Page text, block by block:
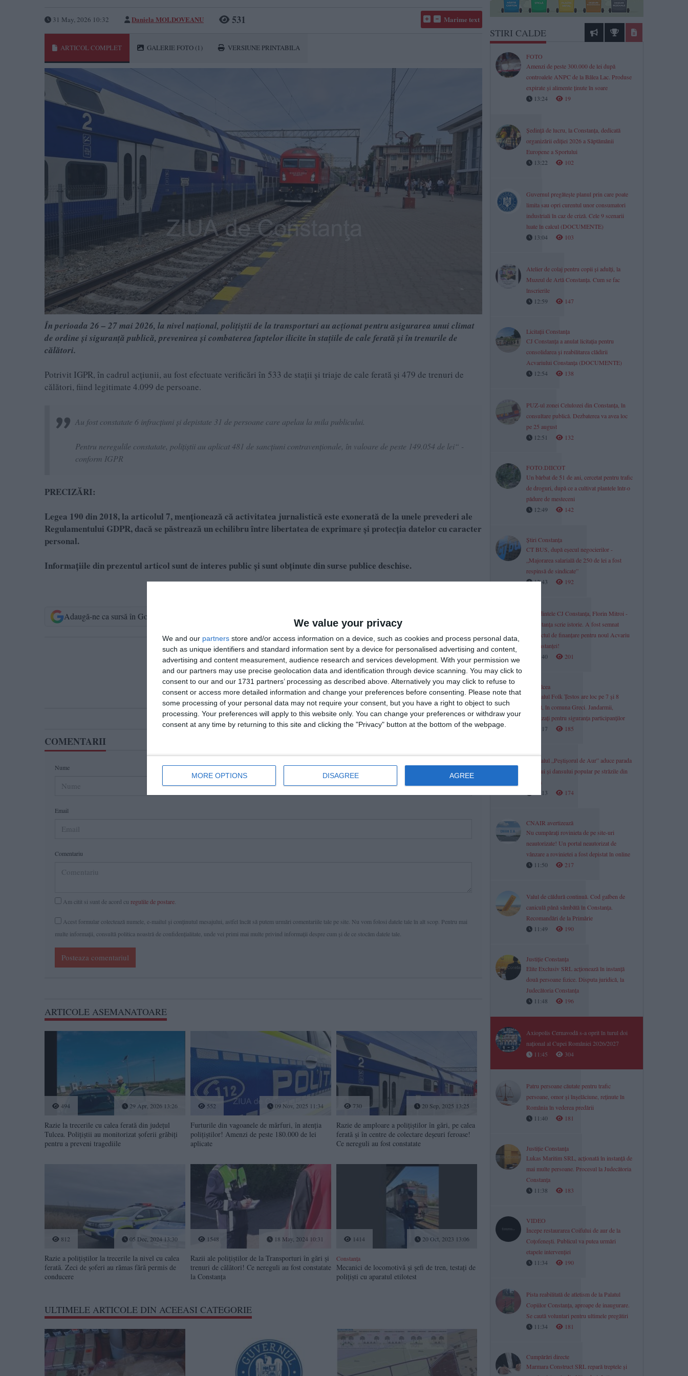
We value your privacy
We and our partners store and/or access information on a device, such as cookies and process personal data,
such as unique identifiers and standard information sent by a device for personalised advertising and content,
advertising and content measurement, audience research and services development. With your permission we
and our partners may use precise geolocation data and identification through device scanning. You may click to
consent to our and our 1731 partners’ processing as described above. Alternatively you may click to refuse to
consent or access more detailed information and change your preferences before consenting.
Please note that
some processing of your personal data may not require your consent, but you have a right to object to such
processing. Your preferences will apply to this website only. You can change your preferences or withdraw your
consent at any time by returning to this site and clicking the "Privacy" button at the bottom of the webpage.
MORE OPTIONS DISAGREE AGREE
31 May, 2026 10:32 Daniela MOLDOVEANU 531 Marime text
ARTICOL COMPLET GALERIE FOTO (1) VERSIUNE PRINTABILA
În perioada 26 – 27 mai 2026, la nivel național, polițiștii de la transporturi au acționat pentru asigurarea unui climat
de ordine și siguranță publică, prevenirea și combaterea faptelor ilicite în stațiile de cale ferată și în trenurile de
călători.
Potrivit IGPR, în cadrul acțiunii, au fost efectuate verificări în 533 de stații și triaje de cale ferată și 479 de trenuri de
călători, fiind legitimate 4.099 de persoane.
Au fost constatate 6 infracțiuni și depistate 31 de persoane care apelau la mila publicului.
Pentru neregulile constatate, polițiștii au aplicat 481 de sancțiuni contravenționale, în valoare de peste 149.054 de lei“ -
conform IGPR
PRECIZĂRI:
Legea 190 din 2018, la articolul 7, menţionează că activitatea jurnalistică este exonerată de la unele prevederi ale
Regulamentului GDPR, dacă se păstrează un echilibru între libertatea de exprimare şi protecţia datelor cu caracter
personal.
Informațiile din prezentul articol sunt de interes public și sunt obținute din surse publice deschise.
Adaugă-ne ca sursă în Google
Ti-a placut articolul?
COMENTARII
Nume
Email
Comentariu
Am citit si sunt de acord cu regulile de postare
Acest formular colectează numele, e-mailul şi conținutul mesajului, astfel încât să putem urmări comentariile tale pe site. Nu vom folosi datele tale în alt scop. Pentru mai
multe informaţii, consultă politica noastră de confidenţialitate, unde vei primi mai multe privind informaţii despre cum și de ce stocăm datele tale.
Posteaza comentariul
ARTICOLE ASEMANATOARE
494 29 Apr, 2026 13:26
Razie la trecerile cu calea ferată din județul
Tulcea. Polițiștii au monitorizat șoferii grăbiți
pentru a preveni tragediile
552 09 Nov, 2025 11:34
Furturile din vagoanele de mărfuri, în atenția
polițiștilor! Amenzi de peste 180.000 de lei
aplicate
730 20 Sep, 2025 13:25
Razie de amploare a polițiștilor în gări, pe calea
ferată și în centre de colectare deșeuri feroase!
Ce nereguli au fost constatate
812 05 Dec, 2024 13:30
Razie a polițiștilor la trecerile la nivel cu calea
ferată. Zeci de șoferi au rămas fără permis de
conducere
1548 18 May, 2024 10:31
Razii ale polițiștilor de la Transporturi în gări și
trenuri de călători! Ce nereguli au fost constatate
la Constanța
1414 20 Oct, 2023 13:06
Constanța
Mecanici de locomotivă și șefi de tren, testați de
polițiști cu aparatul etilotest
ULTIMELE ARTICOLE DIN ACEEASI CATEGORIE
STIRI CALDE
FOTO
Amenzi de peste 300.000 de lei după
controalele ANPC de la Bâlea Lac. Produse
expirate și alimente ținute în soare
13:24
19
Ședință de lucru, la Constanța, dedicată
organizării ediției 2026 a Săptămânii
Europene a Sportului
13:22
102
Guvernul pregătește planul prin care poate
limita sau opri curentul unor consumatori
industriali în caz de criză. Cele 9 scenarii
luate în calcul (DOCUMENTE)
13:04
103
Atelier de colaj pentru copii și adulți, la
Muzeul de Artă Constanța. Cum se fac
înscrierile
12:59
147
Licitații Constanța
CJ Constanța a anulat licitația pentru
consolidarea și reabilitarea clădirii
Acvariului Constanța (DOCUMENTE)
12:54
138
PUZ-ul zonei Celulozei din Constanța, în
consultare publică. Dezbaterea va avea loc
pe 25 august
12:51
132
FOTO.DIICOT
Un bărbat de 51 de ani, cercetat pentru trafic
de droguri, după ce a cultivat plantele într-o
pădure de mesteceni
12:49
142
Știri Constanța
CT BUS, după eșecul negocierilor -
„Majorarea salarială de 250 de lei a fost
respinsă de sindicate”
12:43
192
Președintele CJ Constanța, Florin Mitroi -
„Constanța scrie istorie. A fost semnat
contractul de finanțare pentru noul Acvariu
al Constanței!
12:40
201
IJJ Tulcea
Festivalul Folk Țestos are loc pe 7 și 8
august, în comuna Greci. Jandarmii,
mobilizați pentru siguranța participanților
12:17
185
Festivalul „Peștișorul de Aur” aduce parada
portului și dansului popular pe străzile din
Tulcea
12:13
174
CNAIR avertizează
Nu cumpărați rovinieta de pe site-uri
neautorizate! Un portal neautorizat de
vânzare a rovinietei a fost depistat în online
11:50
217
Valul de căldură continuă. Cod galben de
caniculă până sâmbătă în Constanța.
Recomandări de la Primărie
11:49
190
Justiție Constanța
Elite Exclusiv SRL acționează în instanță
două persoane fizice. Disputa juridică, la
Judecătoria Constanța
11:48
196
Axiopolis Cernavodă s-a oprit în turul doi
național al Cupei României 2026/2027
11:45
304
Patru persoane căutate pentru trafic
persoane, omor și înșelăciune, reținute în
România în vederea predării
11:40
181
Justiție Constanța
Lukas Maritim SRL, acționată în instanță de
mai multe persoane. Procesul la Judecătoria
Constanța
11:38
183
VIDEO
Începe restaurarea Coifului de aur de la
Coțofenești. Publicul va putea urmări
etapele intervenției
11:34
190
Pista reabilitată de atletism de la Palatul
Copiilor Constanța, aproape de inaugurare.
Se caută voluntari pentru ultimele pregătiri
11:34
181
Cumpărări directe
Marmara Construct SRL repară treptele și